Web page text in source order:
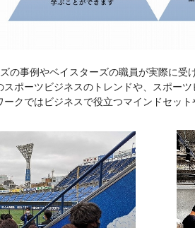
の事例やベイスターズの職員が実際に
ポーツビジネスのトレンドや、スポー
クではビジネスで役立つマインドセッ